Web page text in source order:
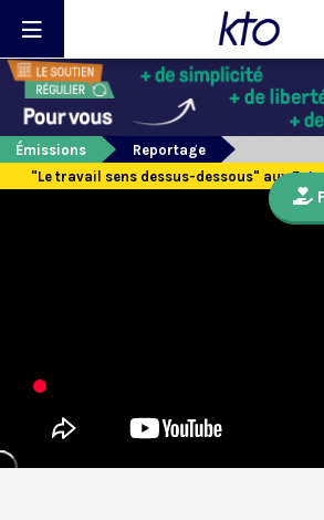
Émissions
Reportage
"Le travail sens dessus-dessous" aux